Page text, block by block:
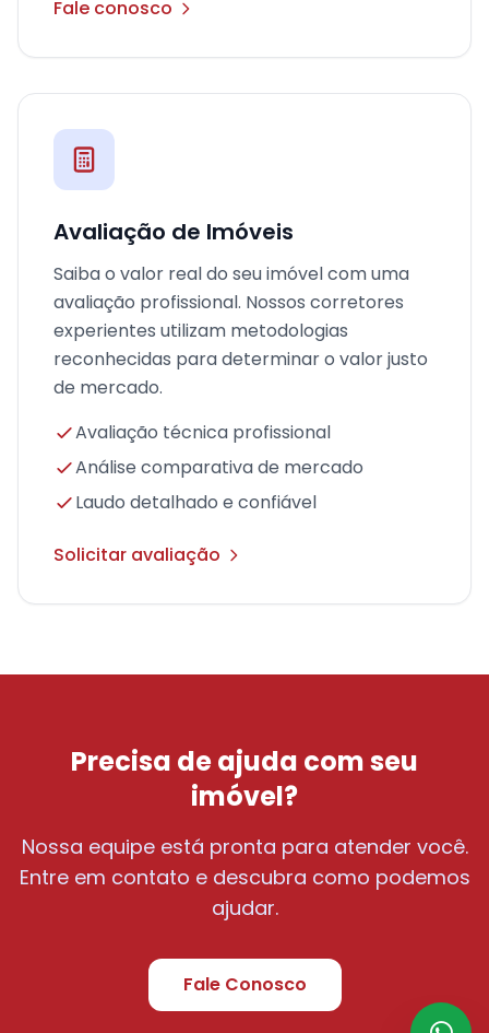
Fale conosco
Avaliação de Imóveis
Saiba o valor real do seu imóvel com uma
avaliação profissional. Nossos corretores
experientes utilizam metodologias
reconhecidas para determinar o valor justo
de mercado.
Avaliação técnica profissional
Análise comparativa de mercado
Laudo detalhado e confiável
Solicitar avaliação
Precisa de ajuda com seu
imóvel?
Nossa equipe está pronta para atender você.
Entre em contato e descubra como podemos
ajudar.
Fale Conosco